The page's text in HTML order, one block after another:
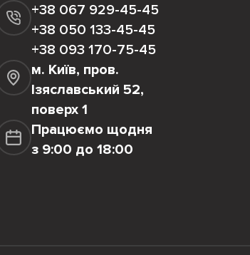
+38 067 929-45-45
+38 050 133-45-45
+38 093 170-75-45
м. Київ, пров.
Ізяславський 52,
поверх 1
Працюємо щодня
з 9:00 до 18:00